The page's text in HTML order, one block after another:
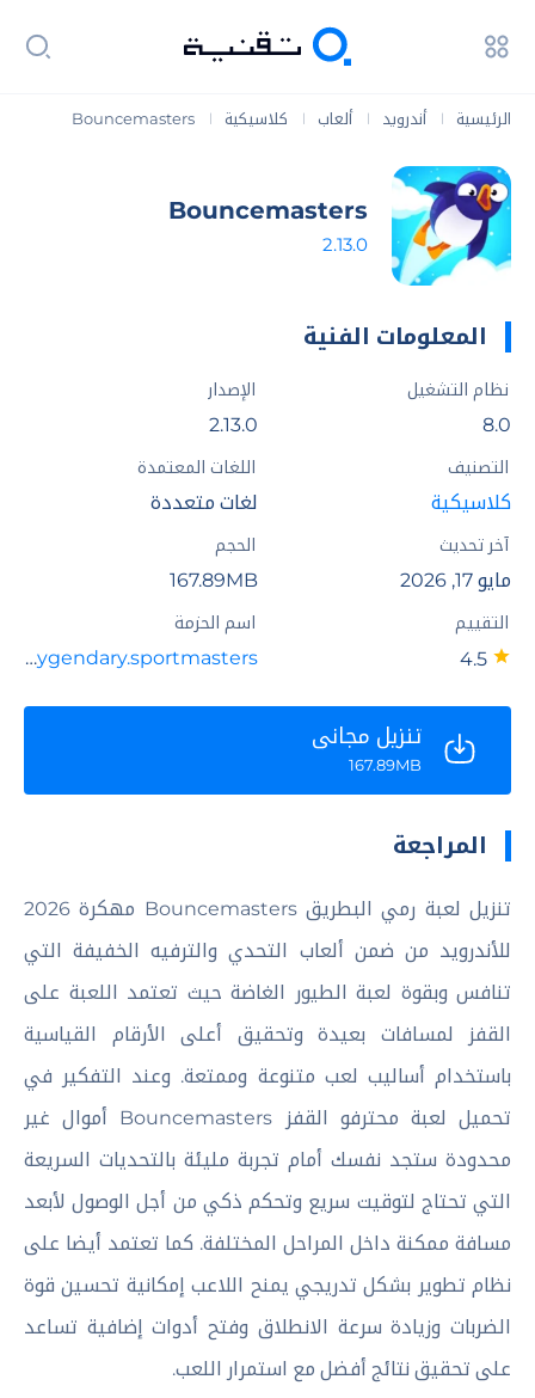
الرئيسية | أندرويد | ألعاب | كلاسيكية |
Bouncemasters
Bouncemasters
2.13.0
المعلومات الفنية
نظام التشغيل
8.0
الإصدار
2.13.0
التصنيف
كلاسيكية
اللغات المعتمدة
لغات متعددة
آخر تحديث
مايو 17, 2026
الحجم
167.89MB
التقييم اسم الحزمة
com.playgendary.sportmasters
تنزيل مجاني
167.89MB
المراجعة
تنزيل لعبة رمي البطريق Bouncemasters مهكرة 2026
للأندرويد من ضمن ألعاب التحدي والترفيه الخفيفة التي
تنافس وبقوة لعبة الطيور الغاضة حيث تعتمد اللعبة على
القفز لمسافات بعيدة وتحقيق أعلى الأرقام القياسية
باستخدام أساليب لعب متنوعة وممتعة. وعند التفكير في
تحميل لعبة محترفو القفز Bouncemasters أموال غير
محدودة ستجد نفسك أمام تجربة مليئة بالتحديات السريعة
التي تحتاج لتوقيت سريع وتحكم ذكي من أجل الوصول لأبعد
مسافة ممكنة داخل المراحل المختلفة. كما تعتمد أيضا على
نظام تطوير بشكل تدريجي يمنح اللاعب إمكانية تحسين قوة
الضربات وزيادة سرعة الانطلاق وفتح أدوات إضافية تساعد
على تحقيق نتائج أفضل مع استمرار اللعب.